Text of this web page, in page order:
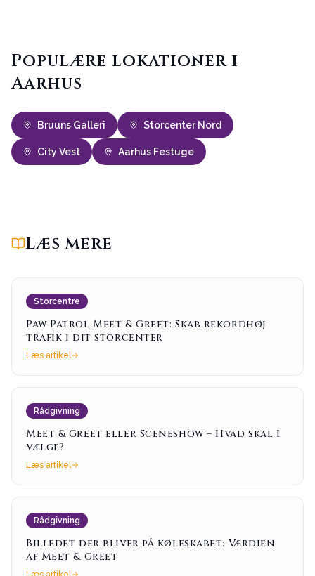
Populære lokationer i
Aarhus
Bruuns Galleri Storcenter Nord
City Vest Aarhus Festuge
Læs mere
Storcentre
Paw Patrol Meet & Greet: Skab rekordhøj
trafik i dit storcenter
Læs artikel
Rådgivning
Meet & Greet eller Sceneshow – Hvad skal I
vælge?
Læs artikel
Rådgivning
Billedet der bliver på køleskabet: Værdien
af Meet & Greet